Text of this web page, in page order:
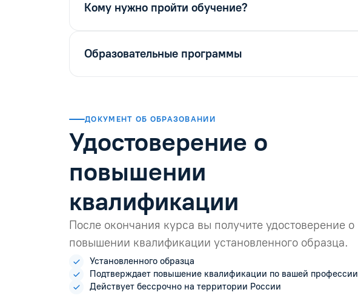
Кому нужно пройти обучение?
Образовательные программы
ДОКУМЕНТ ОБ ОБРАЗОВАНИИ
Удостоверение о
повышении
квалификации
После окончания курса вы получите удостоверение о
повышении квалификации установленного образца.
Установленного образца
Подтверждает повышение квалификации по вашей профессии
Действует бессрочно на территории России